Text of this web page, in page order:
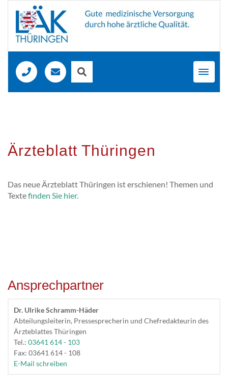
Ärzteblatt Thüringen
Das neue Ärzteblatt Thüringen ist erschienen! Themen und
Textefinden Sie hier.
Ansprechpartner
Dr. Ulrike Schramm-Häder
Abteilungsleiterin, Pressesprecherin und Chefredakteurin des
Ärzteblattes Thüringen
Tel.: 03641 614 - 103
Fax: 03641 614 - 108
E-Mail schreiben